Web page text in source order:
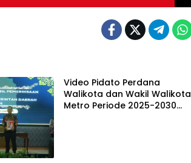
Video Pidato Perdana
Walikota dan Wakil Walikota
Metro Periode 2025-2030